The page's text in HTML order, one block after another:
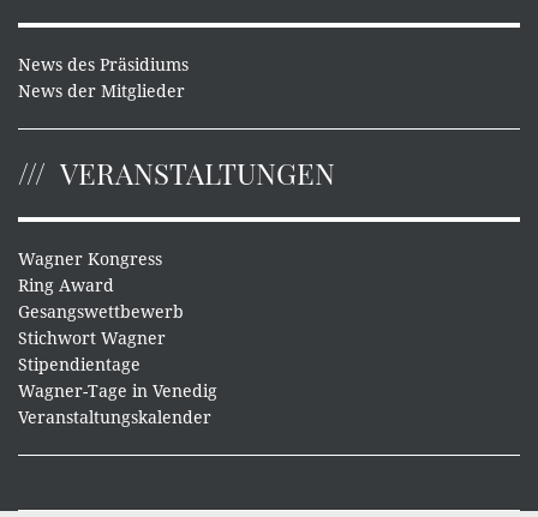
News des Präsidiums
News der Mitglieder
VERANSTALTUNGEN
Wagner Kongress
Ring Award
Gesangswettbewerb
Stichwort Wagner
Stipendientage
Wagner-Tage in Venedig
Veranstaltungskalender